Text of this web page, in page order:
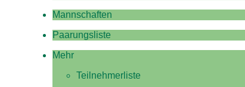
Mannschaften
Paarungsliste
Mehr
Teilnehmerliste